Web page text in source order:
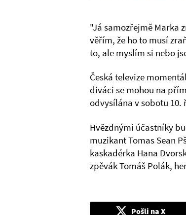
"Já samozřejmě Marka
věřím, že ho to musí
to, ale myslím si nebo
Česká televize
diváci se mohou na
odvysílána v sobotu 10.
Hvězdnými účastníky
muzikant Tomas Sean
kaskadérka Hana
zpěvák Tomáš Polák,
Pošli na X